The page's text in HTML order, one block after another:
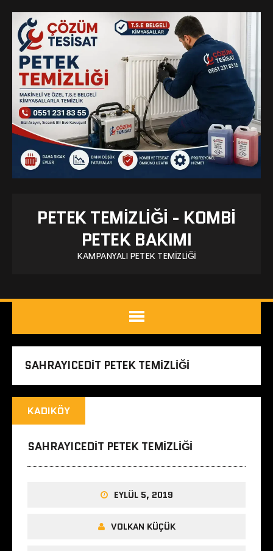
PETEK TEMIZLIĞI - KOMBI
PETEK BAKIMI
KAMPANYALI PETEK TEMIZLIĞI
SAHRAYICEDIT PETEK TEMIZLIĞI
KADIKÖY
SAHRAYICEDIT PETEK TEMIZLIĞI
EYLÜL 5, 2019
VOLKAN KÜÇÜK